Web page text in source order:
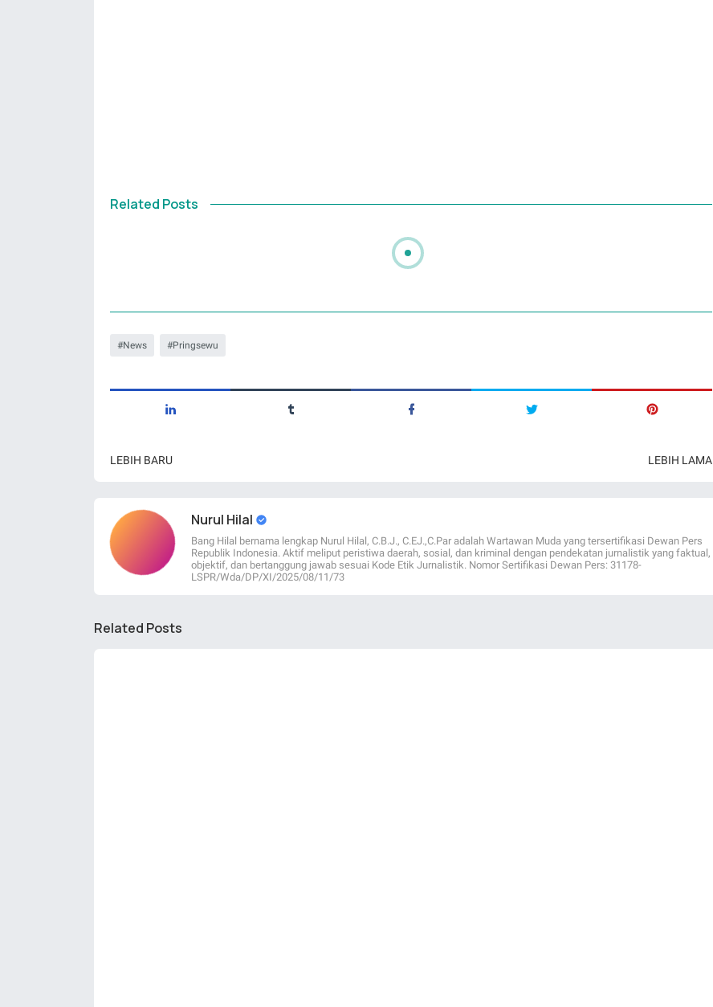
Related Posts
News Pringsewu
LEBIH BARU LEBIH LAMA
Nurul Hilal
Bang Hilal bernama lengkap Nurul Hilal, C.B.J., C.EJ.,C.Par adalah Wartawan Muda yang tersertifikasi Dewan Pers
Republik Indonesia. Aktif meliput peristiwa daerah, sosial, dan kriminal dengan pendekatan jurnalistik yang faktual,
objektif, dan bertanggung jawab sesuai Kode Etik Jurnalistik. Nomor Sertifikasi Dewan Pers: 31178-
LSPR/Wda/DP/XI/2025/08/11/73
Related Posts